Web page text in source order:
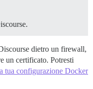
dietro un firewall,
un certificato. Potresti
tua configurazione Docker